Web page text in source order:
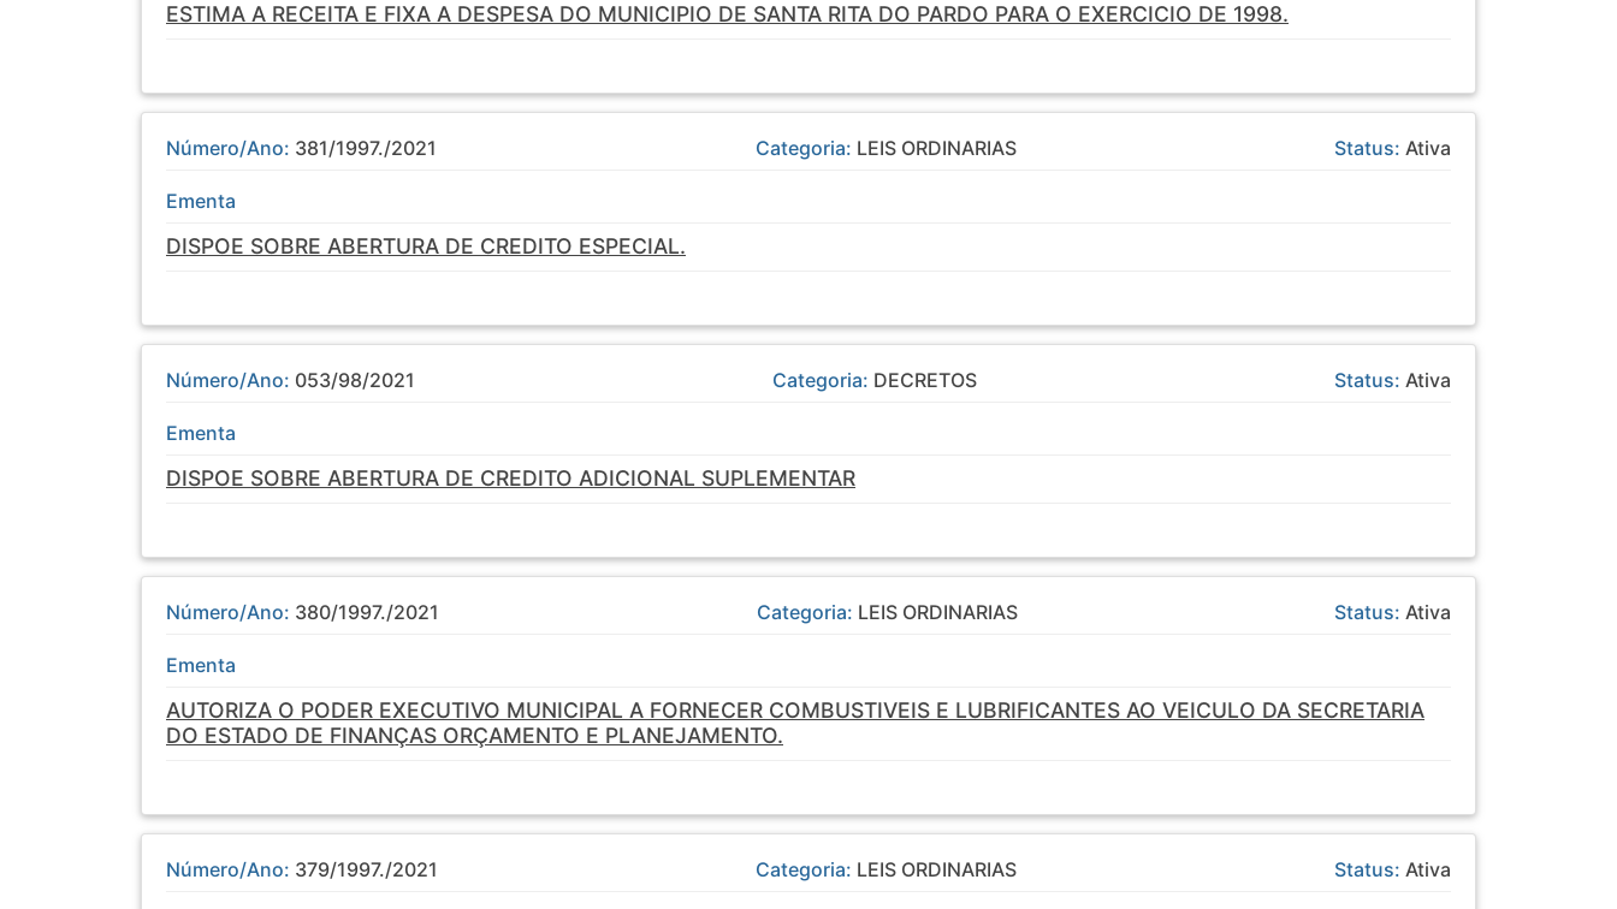
ESTIMA A RECEITA E FIXA A DESPESA DO MUNICIPIO DE SANTA RITA DO PARDO PARA O EXERCICIO DE 1998.
Número/Ano: 381/1997./2021 Categoria: LEIS ORDINARIAS Status: Ativa
Ementa
DISPOE SOBRE ABERTURA DE CREDITO ESPECIAL.
Número/Ano: 053/98/2021 Categoria: DECRETOS Status: Ativa
Ementa
DISPOE SOBRE ABERTURA DE CREDITO ADICIONAL SUPLEMENTAR
Número/Ano: 380/1997./2021 Categoria: LEIS ORDINARIAS Status: Ativa
Ementa
AUTORIZA O PODER EXECUTIVO MUNICIPAL A FORNECER COMBUSTIVEIS E LUBRIFICANTES AO VEICULO DA SECRETARIA
DO ESTADO DE FINANÇAS ORÇAMENTO E PLANEJAMENTO.
Número/Ano: 379/1997./2021 Categoria: LEIS ORDINARIAS Status: Ativa